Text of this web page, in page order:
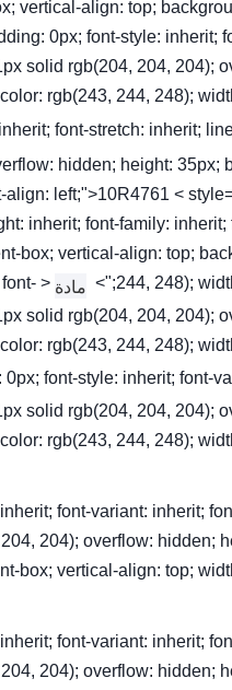
vertical-align: top;
0px; font-style: inherit;
solid rgb(204, 204, 204);
rgb(243, 244, 248);
font-stretch: inherit;
hidden; height: 35px;
left;">10R4761 <
inherit; font-family:
box; vertical-align: top;
244, 248);
مادة
solid rgb(204, 204, 204);
rgb(243, 244, 248);
font-style: inherit; font-
solid rgb(204, 204, 204);
rgb(243, 244, 248);
font-variant: inherit;
204); overflow: hidden;
box; vertical-align: top;
font-variant: inherit;
204); overflow: hidden;